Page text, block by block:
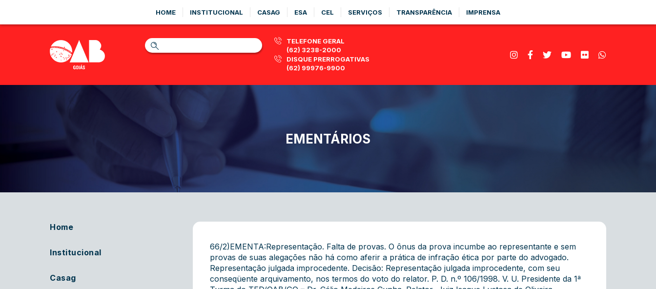
HOME INSTITUCIONAL CASAG ESA CEL SERVIÇOS TRANSPARÊNCIA IMPRENSA
TELEFONE GERAL
(62) 3238-2000
DISQUE PRERROGATIVAS
(62) 99976-9900
EMENTÁRIOS
Home
Institucional
Casag
66/2)EMENTA:Representação. Falta de provas. O ônus da prova incumbe ao representante e sem
provas de suas alegações não há como aferir a prática de infração ética por parte do advogado.
Representação julgada improcedente. Decisão: Representação julgada improcedente, com seu
conseqüente arquivamento, nos termos do voto do relator. P. D. n.º 106/1998. V. U. Presidente da 1ª